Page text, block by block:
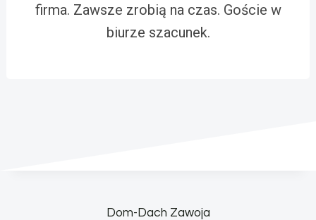
firma. Zawsze zrobią na czas. Goście w
biurze szacunek.
Dom-Dach Zawoja